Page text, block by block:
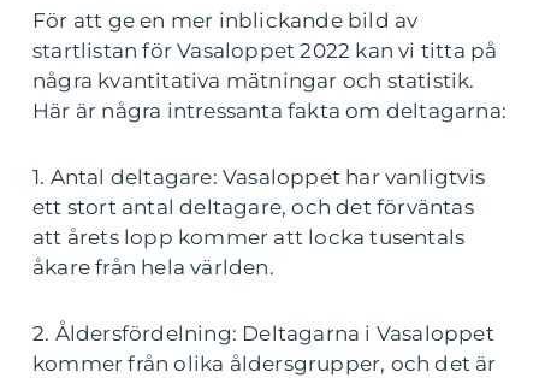
För att ge en mer inblickande bild av
startlistan för Vasaloppet 2022 kan vi titta på
några kvantitativa mätningar och statistik.
Här är några intressanta fakta om deltagarna:
1. Antal deltagare: Vasaloppet har vanligtvis
ett stort antal deltagare, och det förväntas
att årets lopp kommer att locka tusentals
åkare från hela världen.
2. Åldersfördelning: Deltagarna i Vasaloppet
kommer från olika åldersgrupper, och det är